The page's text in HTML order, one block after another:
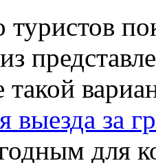
выезда за
для